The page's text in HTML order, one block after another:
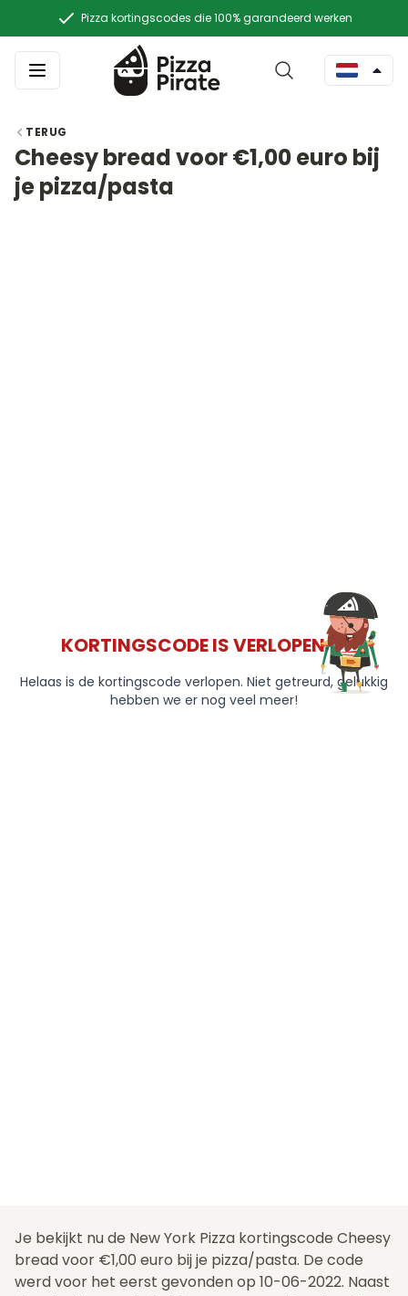
Pizza kortingscodes die 100% garandeerd werken
TERUG
Cheesy bread voor €1,00 euro bij
je pizza/pasta
KORTINGSCODE IS VERLOPEN 😞
Helaas is de kortingscode verlopen. Niet getreurd, gelukkig
hebben we er nog veel meer!
Je bekijkt nu de New York Pizza kortingscode Cheesy
bread voor €1,00 euro bij je pizza/pasta. De code
werd voor het eerst gevonden op 10-06-2022. Naast